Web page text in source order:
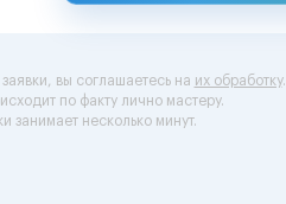
вы соглашаетесь на их обработку.
по факту лично мастеру.
занимает несколько минут.